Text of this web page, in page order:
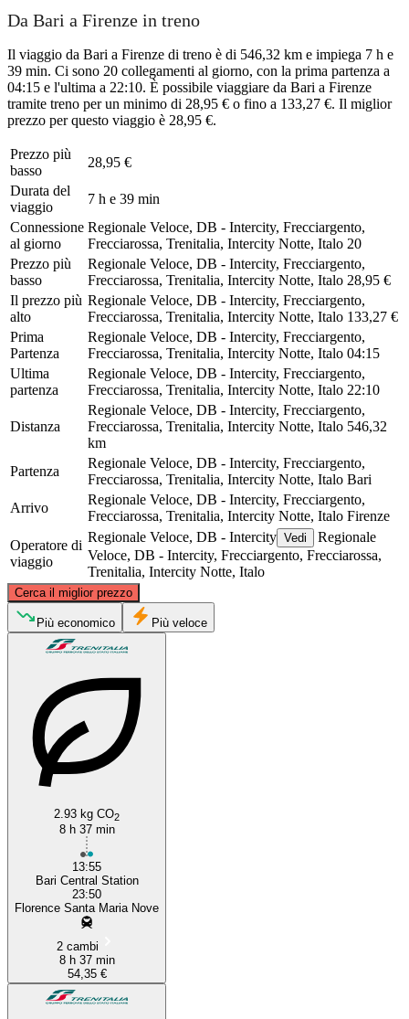
Da Bari a Firenze in treno
Il viaggio da Bari a Firenze di treno è di 546,32 km e impiega 7 h e
39 min. Ci sono 20 collegamenti al giorno, con la prima partenza a
04:15 e l'ultima a 22:10. È possibile viaggiare da Bari a Firenze
tramite treno per un minimo di 28,95 € o fino a 133,27 €. Il miglior
prezzo per questo viaggio è 28,95 €.
Prezzo più
basso
28,95 €
Durata del
viaggio
7 h e 39 min
Connessione
al giorno
Regionale Veloce, DB - Intercity, Frecciargento,
Frecciarossa, Trenitalia, Intercity Notte, Italo 20
Prezzo più
basso
Regionale Veloce, DB - Intercity, Frecciargento,
Frecciarossa, Trenitalia, Intercity Notte, Italo 28,95 €
Il prezzo più
alto
Regionale Veloce, DB - Intercity, Frecciargento,
Frecciarossa, Trenitalia, Intercity Notte, Italo 133,27 €
Prima
Partenza
Regionale Veloce, DB - Intercity, Frecciargento,
Frecciarossa, Trenitalia, Intercity Notte, Italo 04:15
Ultima
partenza
Regionale Veloce, DB - Intercity, Frecciargento,
Frecciarossa, Trenitalia, Intercity Notte, Italo 22:10
Distanza
Regionale Veloce, DB - Intercity, Frecciargento,
Frecciarossa, Trenitalia, Intercity Notte, Italo 546,32
km
Partenza
Regionale Veloce, DB - Intercity, Frecciargento,
Frecciarossa, Trenitalia, Intercity Notte, Italo Bari
Arrivo
Regionale Veloce, DB - Intercity, Frecciargento,
Frecciarossa, Trenitalia, Intercity Notte, Italo Firenze
Operatore di
viaggio
Regionale Veloce, DB - Intercity Vedi
Regionale
Veloce, DB - Intercity, Frecciargento, Frecciarossa,
Trenitalia, Intercity Notte, Italo
Cerca il miglior prezzo
Florence
©CARTO, ©OpenStreetMap
Più economico Più veloce
2.93 kg CO2
8 h 37 min
13:55
Bari Central Station
23:50
Florence Santa Maria Nove
2 cambi
8 h 37 min
54,35 €